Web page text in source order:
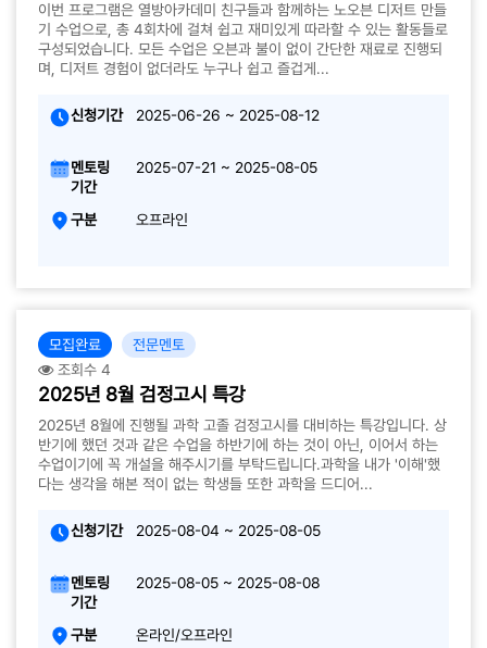
이번 프로그램은 열방아카데미 친구들과 함께하는 노오븐 디저트 만들
기 수업으로, 총 4회차에 걸쳐 쉽고 재미있게 따라할 수 있는 활동들로
구성되었습니다. 모든 수업은 오븐과 불이 없이 간단한 재료로 진행되
며, 디저트 경험이 없더라도 누구나 쉽고 즐겁게...
신청기간 2025-06-26 ~ 2025-08-12
멘토링
기간
2025-07-21 ~ 2025-08-05
구분 오프라인
모집완료
전문멘토
조회수 4
2025년 8월 검정고시 특강
2025년 8월에 진행될 과학 고졸 검정고시를 대비하는 특강입니다. 상
반기에 했던 것과 같은 수업을 하반기에 하는 것이 아닌, 이어서 하는
수업이기에 꼭 개설을 해주시기를 부탁드립니다.과학을 내가 '이해'했
다는 생각을 해본 적이 없는 학생들 또한 과학을 드디어...
신청기간 2025-08-04 ~ 2025-08-05
멘토링
기간
2025-08-05 ~ 2025-08-08
구분 온라인/오프라인